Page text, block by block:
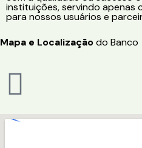
instituições, servindo apenas
para nossos usuários e
Mapa e Localizaçãodo Banco